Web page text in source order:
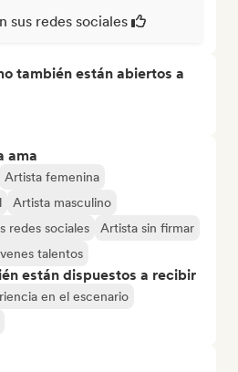
sus redes sociales
también están abiertos a
ama
Artista femenina
Artista masculino
redes sociales
Artista sin firmar
talentos
están dispuestos a recibir
en el escenario